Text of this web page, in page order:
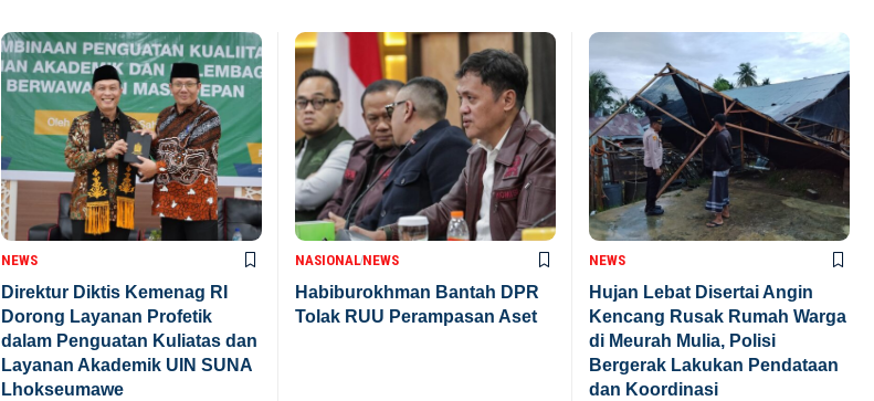
NEWS
Direktur Diktis Kemenag RI
Dorong Layanan Profetik
dalam Penguatan Kuliatas dan
Layanan Akademik UIN SUNA
Lhokseumawe
NASIONALNEWS
Habiburokhman Bantah DPR
Tolak RUU Perampasan Aset
NEWS
Hujan Lebat Disertai Angin
Kencang Rusak Rumah Warga
di Meurah Mulia, Polisi
Bergerak Lakukan Pendataan
dan Koordinasi